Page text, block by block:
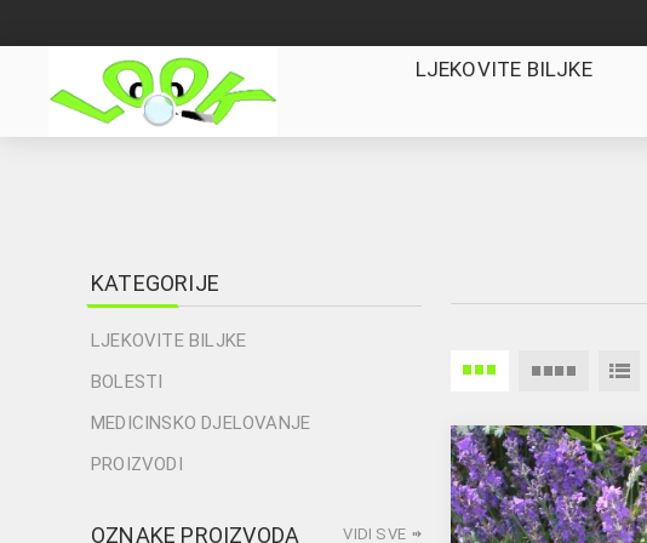
LJEKOVITE BILJKE
KATEGORIJE
LJEKOVITE BILJKE
BOLESTI
MEDICINSKO DJELOVANJE
PROIZVODI
OZNAKE PROIZVODA VIDI SVE